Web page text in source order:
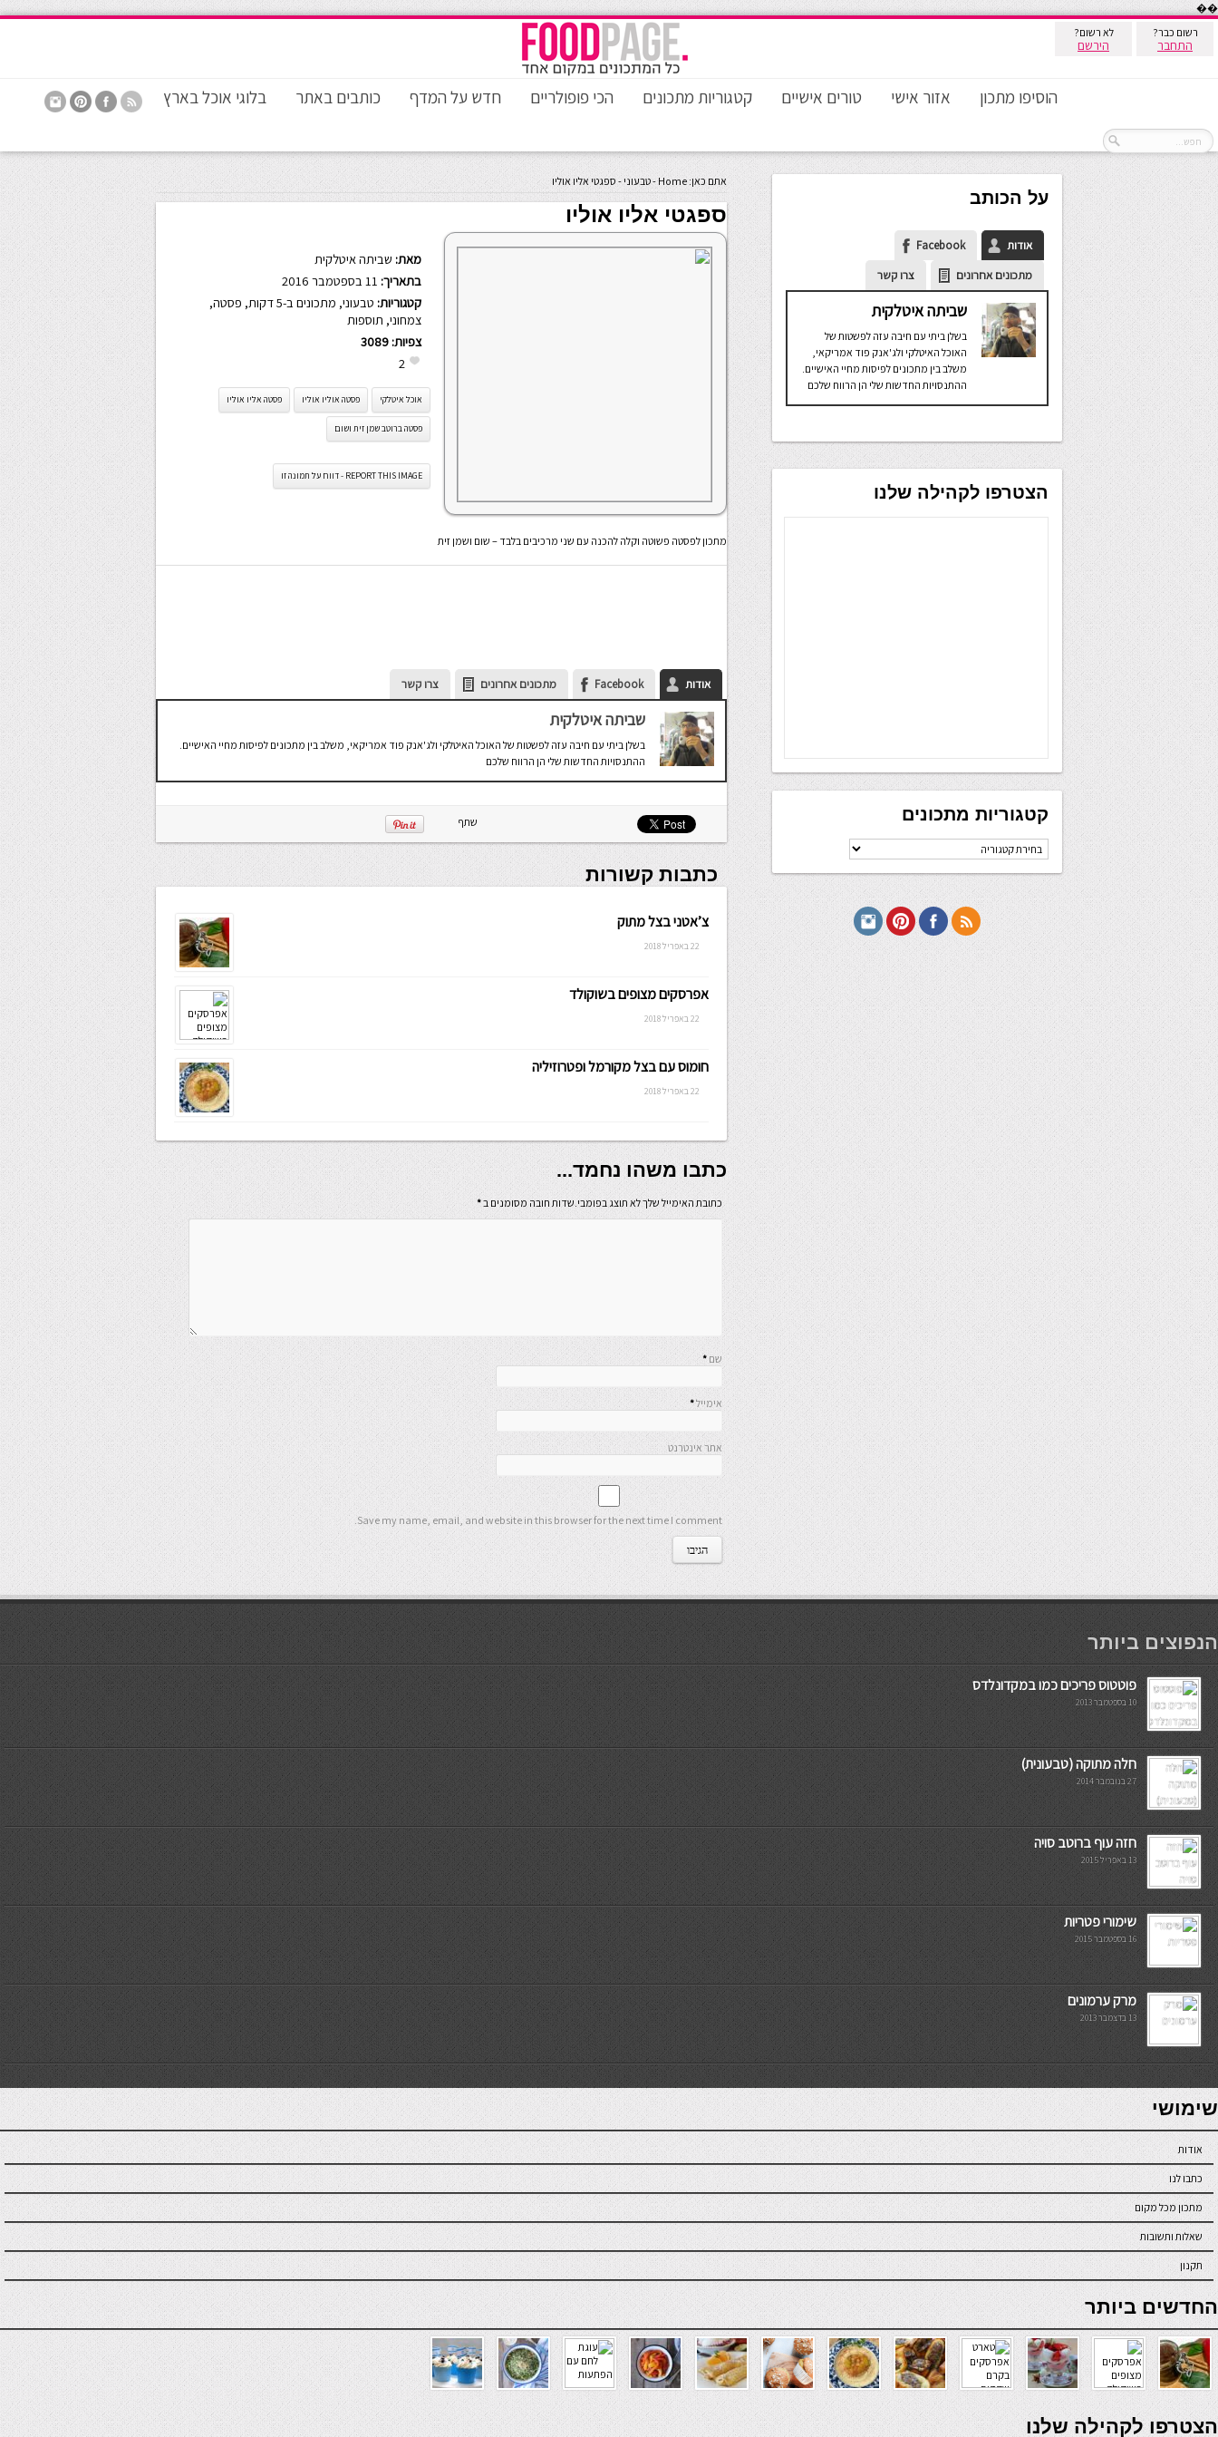
��
רשום כבר?
התחבר
לא רשום?
הירשם
הוסיפו מתכון אזור אישי טורים אישיים קטגוריות מתכונים הכי פופולריים חדש על המדף כותבים באתר בלוגי אוכל בארץ
אתם כאן: Home
-טבעוני - ספגטי אליו אוליו
ספגטי אליו אוליו
מאת: שביתה איטלקית
בתאריך:
קטגוריות: טבעוני, מתכונים ב-5 דקות , פסטה,
צמחוני, תוספות
צפיות: 3089
2
אוכל איטלקי פסטה אוליו אוליו פסטה אליו אוליו
פסטה ברוטב שמן זית ושום
REPORT THIS IMAGE - דווח על תמונה זו
מתכון לפסטה פשוטה וקלה להכנה עם שני מרכיבים בלבד – שום ושמן זית
אודות Facebook מתכונים אחרונים צרו קשר
שביתה איטלקית
בשלן ביתי עם חיבה עזה לפשטות של האוכל האיטלקי ולג'אנק פוד אמריקאי, משלב בין מתכונים לפיסות מחיי האישיים.
ההתנסויות החדשות שלי הן הרווח שלכם
שתף
כתבות קשורות
צ’אטני בצל מתוק
22 באפריל 2018
אפרסקים מצופים בשוקולד
22 באפריל 2018
חומוס עם בצל מקורמל ופטרוזיליה
22 באפריל 2018
כתבו משהו נחמד...
כתובת האימייל שלך לא תוצג בפומבי.שדות חובה מסומנים ב*
שם *
אימייל*
אתר אינטרנט
Save my name, email, and website in this browser for the next time I comment.
על הכותב
אודות
Facebook
מתכונים אחרונים
צרו קשר
שביתה איטלקית
בשלן ביתי עם חיבה עזה לפשטות של
האוכל האיטלקי ולג'אנק פוד אמריקאי,
משלב בין מתכונים לפיסות מחיי האישיים.
ההתנסויות החדשות שלי הן הרווח שלכם
הצטרפו לקהילה שלנו
קטגוריות מתכונים
קטגוריות
מתכונים
мостбет кг
הנפוצים ביותר
פוטטוס פריכים כמו במקדונלדס
10 בספטמבר 2013
חלה מתוקה (טבעונית)
27 בנובמבר 2014
חזה עוף ברוטב סויה
13 באפריל 2015
שימורי פטריות
16 בספטמבר 2015
מרק ערמונים
13 בדצמבר 2013
7slots
seriöse online casinos österreich
שימושי
אודות
כתבו לנו
מתכון מכל מקום
שאלות ותשובות
תקנון
online casino
החדשים ביותר
verde casino
הצטרפו לקהילה שלנו